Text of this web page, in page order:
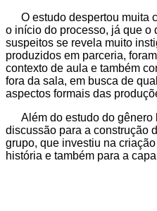
O estudo despertou muita
o início do processo, já que o
suspeitos se revela muito
produzidos em parceria,
contexto de aula e também
fora da sala, em busca de
aspectos formais das
Além do estudo do
discussão para a construção
grupo, que investiu na
história e também para a